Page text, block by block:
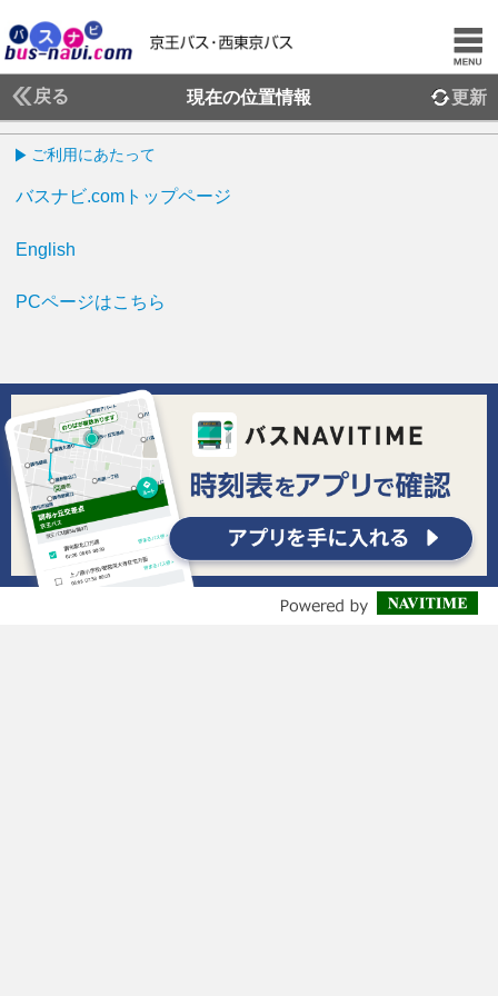
戻る 現在の位置情報 更新
ご利用にあたって
バスナビ.comトップページ
English
PCページはこちら